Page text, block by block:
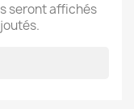
seront affichés